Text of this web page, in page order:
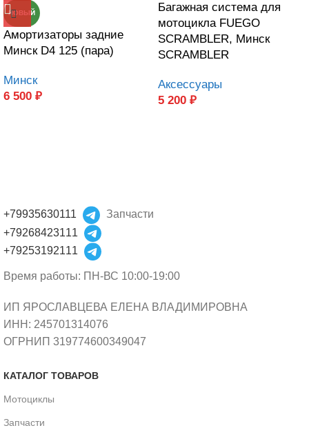
НОВЫЙ
Амортизаторы задние
Минск D4 125 (пара)
Минск
6 500 ₽
Багажная система для
мотоцикла FUEGO
SCRAMBLER, Минск
SCRAMBLER
Аксессуары
5 200 ₽
+79935630111
Запчасти
+79268423111
+79253192111
Время работы: ПН-ВС 10:00-19:00
ИП ЯРОСЛАВЦЕВА ЕЛЕНА ВЛАДИМИРОВНА
ИНН: 245701314076
ОГРНИП 319774600349047
КАТАЛОГ ТОВАРОВ
Мотоциклы
Запчасти